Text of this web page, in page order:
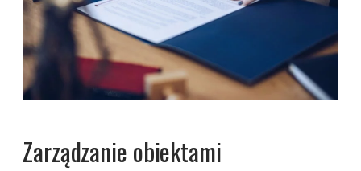
Zarządzanie obiektami